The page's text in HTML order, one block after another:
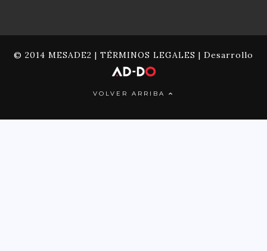
© 2014 MESADE2 | TÉRMINOS LEGALES | Desarrollo
VOLVER ARRIBA